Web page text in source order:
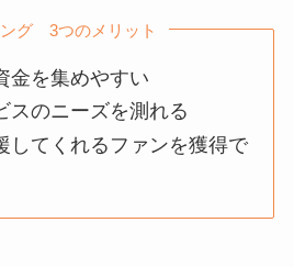
グ 3つのメリット
金を集めやすい
スのニーズを測れる
してくれるファンを獲得で